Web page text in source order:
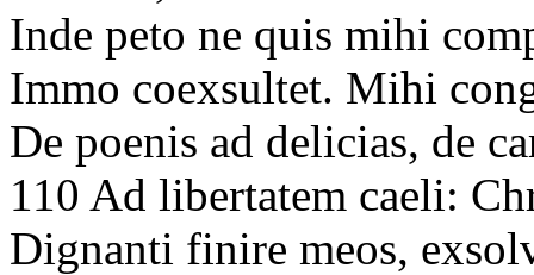
Inde peto ne quis mihi
Immo coexsultet. Mihi
De poenis ad delicias, de
110 Ad libertatem caeli:
Dignanti finire meos,